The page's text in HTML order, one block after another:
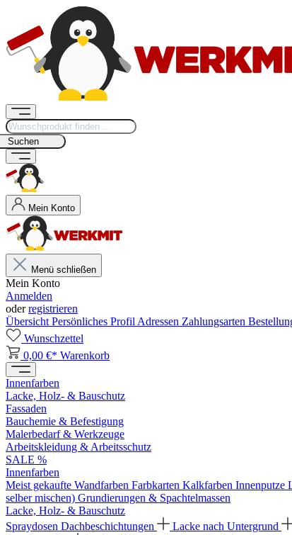
Suchen
Mein Konto
Menü schließen
Mein Konto
Anmelden
oderregistrieren
Übersicht Persönliches Profil Adressen Zahlungsarten
Wunschzettel
0,00 €* Warenkorb
Innenfarben
Lacke, Holz- & Bauschutz
Fassaden
Bauchemie & Befestigung
Malerbedarf & Werkzeuge
Arbeitskleidung & Arbeitsschutz
SALE %
Innenfarben
Meist gekaufte Wandfarben Farbkarten Kalkfarben Innenputze
selber mischen) Grundierungen & Spachtelmassen
Lacke, Holz- & Bauschutz
Spraydosen Dachbeschichtungen Lacke nach Untergrund